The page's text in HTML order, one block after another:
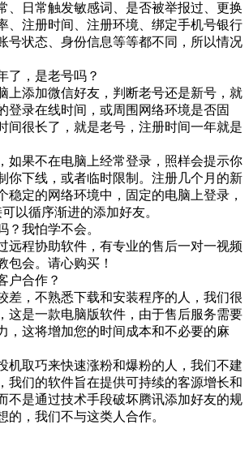
、日常触发敏感词、是否被举报过、更换
、注册时间、注册环境、绑定手机号银行
号状态、身份信息等等都不同，所以情况
了，是老号吗？
上添加微信好友，判断老号还是新号，就
登录在线时间，或周围网络环境是否固
间很长了，就是老号，注册时间一年就是
如果不在电脑上经常登录，照样会提示你
你下线，或者临时限制。注册几个月的新
稳定的网络环境中，固定的电脑上登录，
以循序渐进的添加好友。
？我怕学不会。
远程协助软件，有专业的售后一对一视频
包会。请心购买！
户合作？
差，不熟悉下载和安装程序的人，我们很
这是一款电脑版软件，由于售后服务需要
，这将增加您的时间成本和不必要的麻
机取巧来快速涨粉和爆粉的人，我们不建
我们的软件旨在提供可持续的客源增长和
不是通过技术手段破坏腾讯添加好友的规
的，我们不与这类人合作。